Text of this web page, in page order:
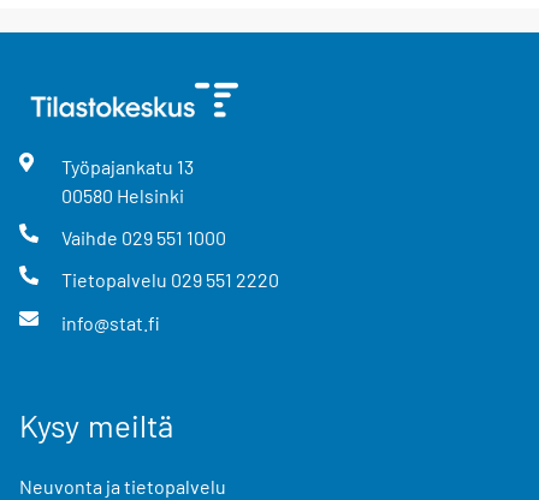
Työpajankatu 13
00580 Helsinki
Vaihde 029 551 1000
Tietopalvelu 029 551 2220
info@stat.fi
Kysy meiltä
Neuvonta ja tietopalvelu